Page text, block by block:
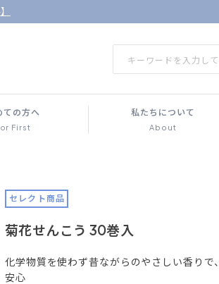
ての方へ
First
私たちについて
About
セレクト商品
菊花せんこう 30巻入
化学物質を使わず昔ながらのやさしい香りで
安心